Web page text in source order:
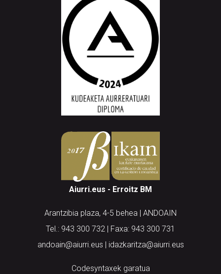
Aiurri.eus - Erroitz BM
Arantzibia plaza, 4-5 behea | ANDOAIN
Tel.: 943 300 732 | Faxa: 943 300 731
andoain@aiurri.eus | idazkaritza@aiurri.eus
Codesyntaxek garatua